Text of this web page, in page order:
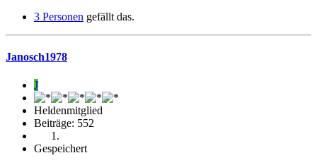
3 Personen gefällt das.
Janosch1978
J
Heldenmitglied
Beiträge: 552
Gespeichert